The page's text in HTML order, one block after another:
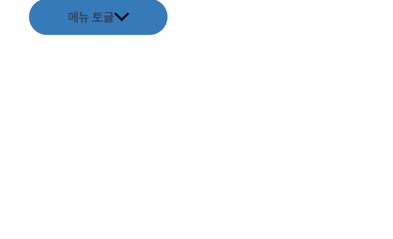
메뉴 토글